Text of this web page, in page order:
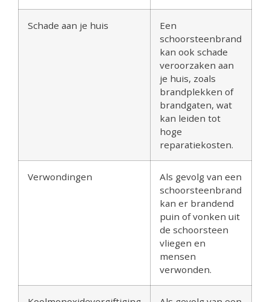
Schade aan je huis
Een
schoorsteenbrand
kan ook schade
veroorzaken aan
je huis, zoals
brandplekken of
brandgaten, wat
kan leiden tot
hoge
reparatiekosten.
Verwondingen
Als gevolg van een
schoorsteenbrand
kan er brandend
puin of vonken uit
de schoorsteen
vliegen en
mensen
verwonden.